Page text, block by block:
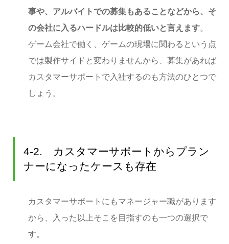
事や、アルバイトでの募集もあることなどから、そ
の会社に入るハードルは比較的低いと言えます。
ゲーム会社で働く、ゲームの現場に関わるという点
では製作サイドと変わりませんから、募集があれば
カスタマーサポートで入社するのも方法のひとつで
しょう。
4-2. カスタマーサポートからプラン
ナーになったケースも存在
カスタマーサポートにもマネージャー職があります
から、入った以上そこを目指すのも一つの選択で
す。